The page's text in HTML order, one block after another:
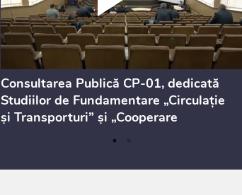
Consultarea Publică CP-01, dedicată
Studiilor de Fundamentare „Circulație
și Transporturi” și „Cooperare